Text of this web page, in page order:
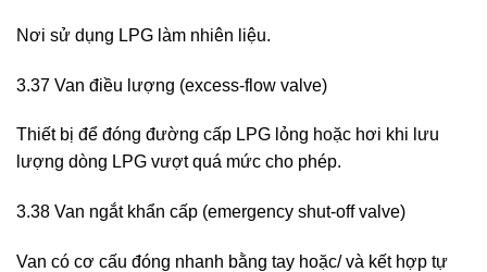
Nơi sử dụng LPG làm nhiên liệu.
3.37 Van điều lượng (excess-flow valve)
Thiết bị để đóng đường cấp LPG lỏng hoặc hơi khi lưu
lượng dòng LPG vượt quá mức cho phép.
3.38 Van ngắt khẩn cấp (emergency shut-off valve)
Van có cơ cấu đóng nhanh bằng tay hoặc/ và kết hợp tự